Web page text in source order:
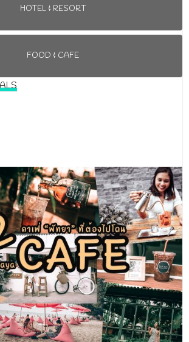
HOTEL & RESORT
FOOD & CAFE